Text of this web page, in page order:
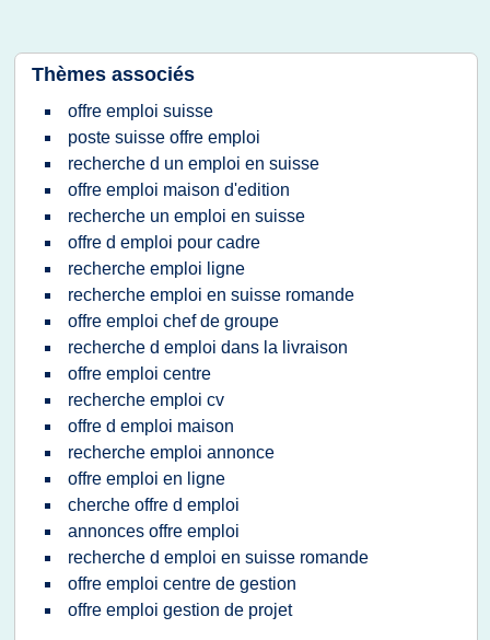
Thèmes associés
offre emploi suisse
poste suisse offre emploi
recherche d un emploi en suisse
offre emploi maison d'edition
recherche un emploi en suisse
offre d emploi pour cadre
recherche emploi ligne
recherche emploi en suisse romande
offre emploi chef de groupe
recherche d emploi dans la livraison
offre emploi centre
recherche emploi cv
offre d emploi maison
recherche emploi annonce
offre emploi en ligne
cherche offre d emploi
annonces offre emploi
recherche d emploi en suisse romande
offre emploi centre de gestion
offre emploi gestion de projet